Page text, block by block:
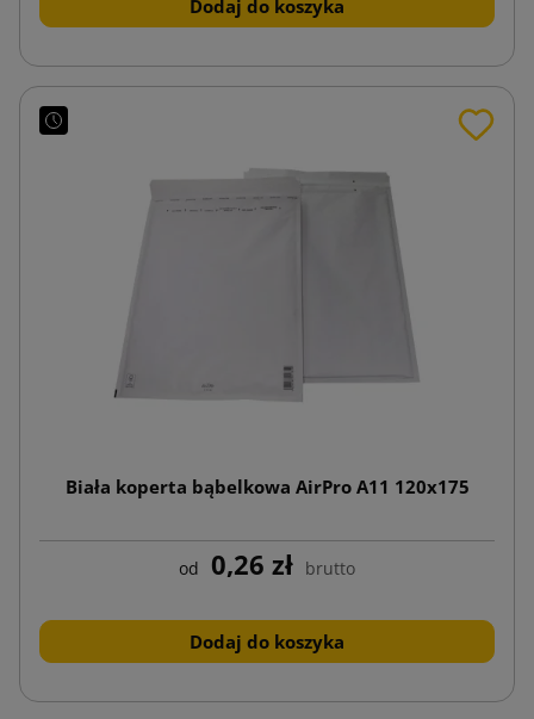
Dodaj do koszyka
Biała koperta bąbelkowa AirPro A11 120x175
od 0,26 zł brutto
Dodaj do koszyka